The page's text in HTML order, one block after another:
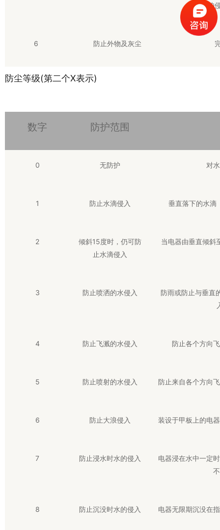
灰尘的
6 防止外物及灰尘
防尘等级(第二个X表示)
数字 防护范围
0 无防护 对
1 防止水滴侵入 垂直落下的水滴
2
倾斜15度时，仍可防
止水滴侵入
当电器由垂直倾斜
3 防止喷洒的水侵入
防雨或防止与垂直
4 防止飞溅的水侵入 防止各个方向
5 防止喷射的水侵入 防止来自各个方向
6 防止大浪侵入 装设于甲板上的电
7 防止浸水时水的侵入
电器浸在水中一定
8 防止沉没时水的侵入 电器无限期沉没在